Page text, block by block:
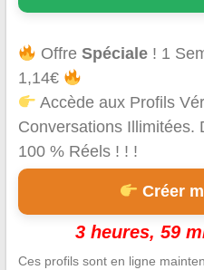
OffreSpéciale ! 1
1,14€
Accède aux Profils
Conversations Illimitées.
100 % Réels ! ! !
Créer
3 heures, 59
Ces profils sont en ligne